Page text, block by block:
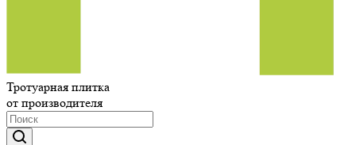
Тротуарная плитка
от производителя